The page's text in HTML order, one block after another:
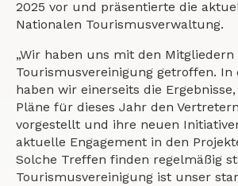
2025 vor und präsentierte die
Nationalen Tourismusverwaltung.
„Wir haben uns mit den Mitgliedern
Tourismusvereinigung getroffen. In
haben wir einerseits die
Pläne für dieses Jahr den
vorgestellt und ihre neuen
aktuelle Engagement in den
Solche Treffen finden regelmäßig
Tourismusvereinigung ist unser